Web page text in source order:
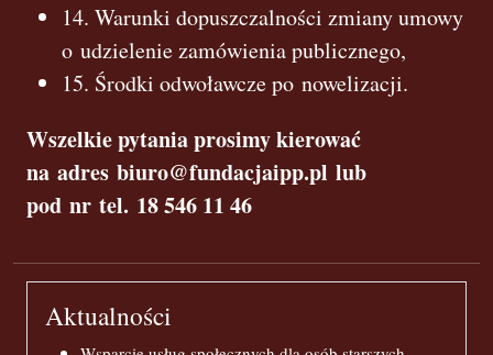
14. Warunki dopuszczalności zmiany umowy
o udzielenie zamówienia publicznego,
15. Środki odwoławcze po nowelizacji.
Wszelkie pytania prosimy kierować
na adres biuro@fundacjaipp.pl lub
pod nr tel. 18 546 11 46
Aktualności